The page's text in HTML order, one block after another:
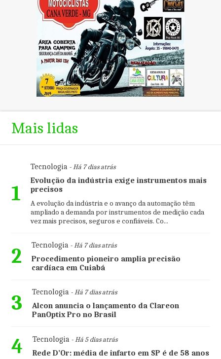
Mais lidas
1
Tecnologia- Há 7 dias atrás
Evolução da indústria exige instrumentos mais
precisos
A evolução da indústria e o avanço da automação têm
ampliado a demanda por instrumentos de medição cada
vez mais precisos, seguros e confiáveis. Co...
2 Tecnologia- Há 7 dias atrás
Procedimento pioneiro amplia precisão
cardíaca em Cuiabá
3 Tecnologia- Há 7 dias atrás
Alcon anuncia o lançamento da Clareon
PanOptix Pro no Brasil
4 Tecnologia- Há 5 dias atrás
Rede D’Or: média de infarto em SP é de 58 anos